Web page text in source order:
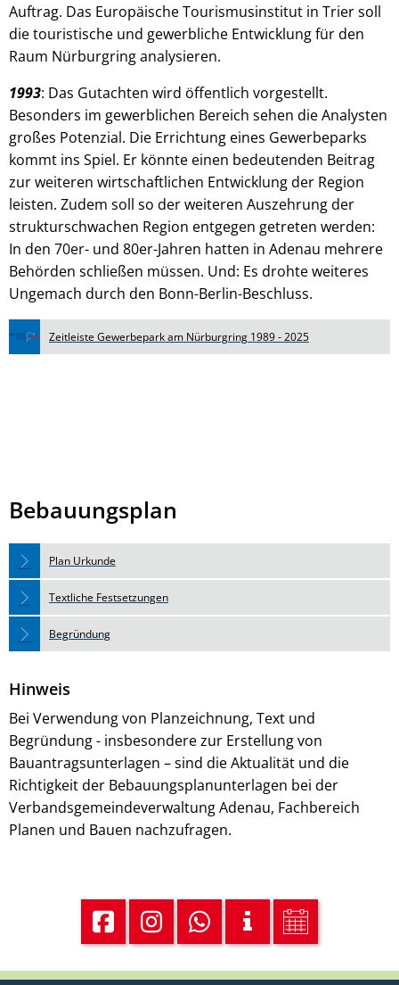
Auftrag. Das Europäische Tourismusinstitut in Trier soll
die touristische und gewerbliche Entwicklung für den
Raum Nürburgring analysieren.
1993: Das Gutachten wird öffentlich vorgestellt.
Besonders im gewerblichen Bereich sehen die Analysten
großes Potenzial. Die Errichtung eines Gewerbeparks
kommt ins Spiel. Er könnte einen bedeutenden Beitrag
zur weiteren wirtschaftlichen Entwicklung der Region
leisten. Zudem soll so der weiteren Auszehrung der
strukturschwachen Region entgegen getreten werden:
In den 70er- und 80er-Jahren hatten in Adenau mehrere
Behörden schließen müssen. Und: Es drohte weiteres
Ungemach durch den Bonn-Berlin-Beschluss.
Zeitleiste Gewerbepark am Nürburgring 1989 - 2025
Bebauungsplan
Plan Urkunde
Textliche Festsetzungen
Begründung
Hinweis
Bei Verwendung von Planzeichnung, Text und
Begründung - insbesondere zur Erstellung von
Bauantragsunterlagen – sind die Aktualität und die
Richtigkeit der Bebauungsplanunterlagen bei der
Verbandsgemeindeverwaltung Adenau, Fachbereich
Planen und Bauen nachzufragen.